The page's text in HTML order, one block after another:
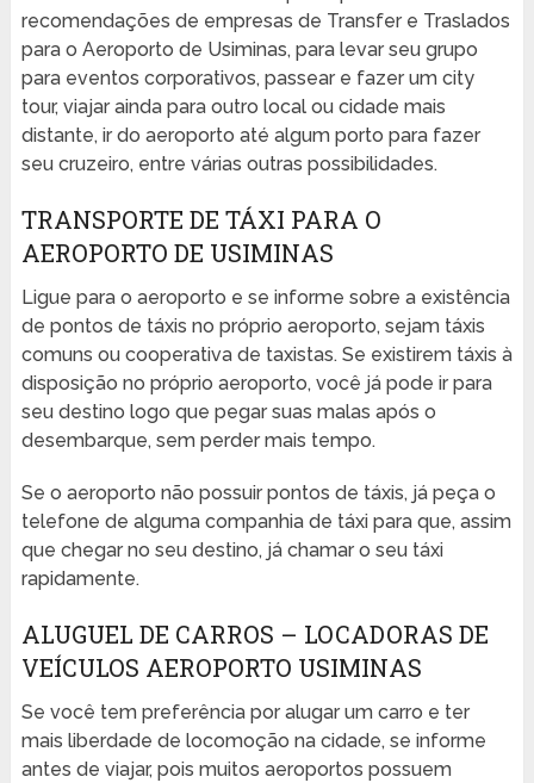
recomendações de empresas de Transfer e Traslados
para o Aeroporto de Usiminas, para levar seu grupo
para eventos corporativos, passear e fazer um city
tour, viajar ainda para outro local ou cidade mais
distante, ir do aeroporto até algum porto para fazer
seu cruzeiro, entre várias outras possibilidades.
TRANSPORTE DE TÁXI PARA O
AEROPORTO DE USIMINAS
Ligue para o aeroporto e se informe sobre a existência
de pontos de táxis no próprio aeroporto, sejam táxis
comuns ou cooperativa de taxistas. Se existirem táxis à
disposição no próprio aeroporto, você já pode ir para
seu destino logo que pegar suas malas após o
desembarque, sem perder mais tempo.
Se o aeroporto não possuir pontos de táxis, já peça o
telefone de alguma companhia de táxi para que, assim
que chegar no seu destino, já chamar o seu táxi
rapidamente.
ALUGUEL DE CARROS – LOCADORAS DE
VEÍCULOS AEROPORTO USIMINAS
Se você tem preferência por alugar um carro e ter
mais liberdade de locomoção na cidade, se informe
antes de viajar, pois muitos aeroportos possuem